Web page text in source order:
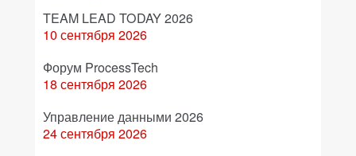
TEAM LEAD TODAY 2026
10 сентября 2026
Форум ProcessTech
18 сентября 2026
Управление данными 2026
24 сентября 2026